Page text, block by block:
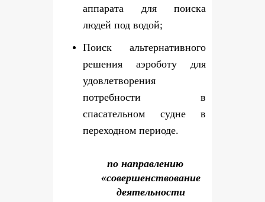
аппарата для поиска
людей под водой;
Поиск альтернативного
решения аэроботу для
удовлетворения
потребности в
спасательном судне в
переходном периоде.
по направлению
«совершенствование
деятельности